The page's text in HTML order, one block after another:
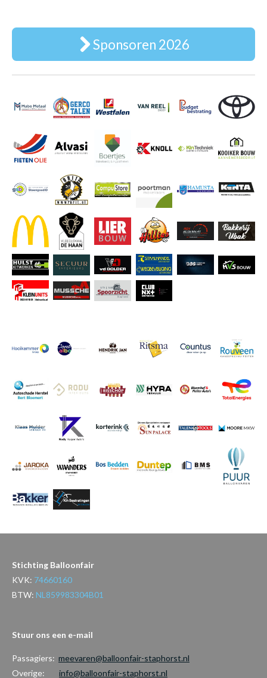
Sponsoren 2026
Stichting Balloonfair
KVK: 74660160
BTW: NL859983304B01
Stuur ons een e-mail
Passagiers: meevaren@balloonfair-staphorst.nl
Overige:
info@balloonfair-staphorst.nl